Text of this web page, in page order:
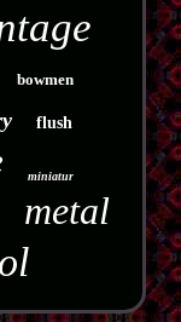
bowmen
flush
miniatur
metal